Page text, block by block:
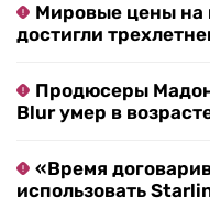
Мировые цены на
достигли
Продюсеры
Blur умер в
«Время
использовать